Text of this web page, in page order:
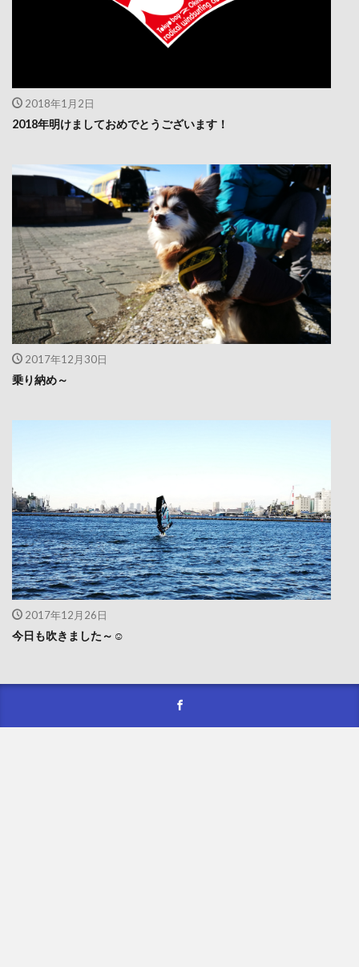
2018年1月2日
2018年明けましておめでとうございます！
2017年12月30日
乗り納め～
2017年12月26日
今日も吹きました～☺️